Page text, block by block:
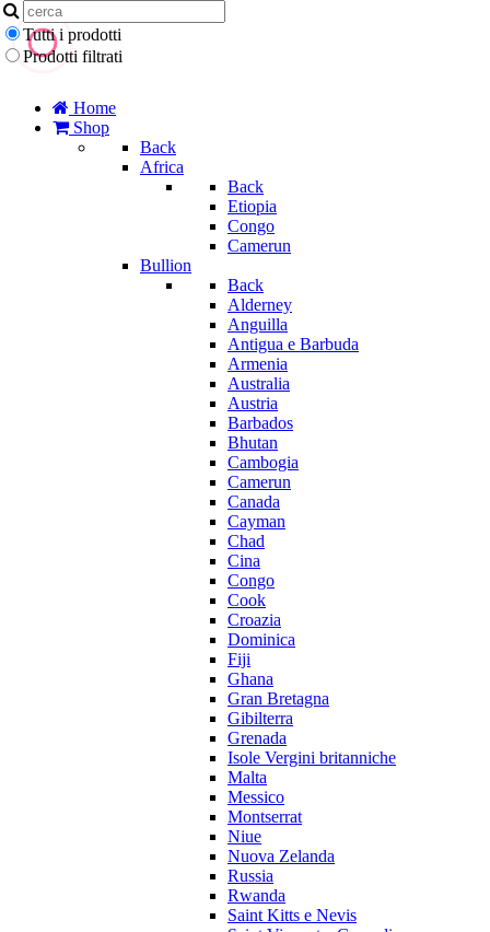
Tutti i prodotti
Prodotti filtrati
Home
Shop
Back
Africa
Back
Etiopia
Congo
Camerun
Bullion
Back
Alderney
Anguilla
Antigua e Barbuda
Armenia
Australia
Austria
Barbados
Bhutan
Cambogia
Camerun
Canada
Cayman
Chad
Cina
Congo
Cook
Croazia
Dominica
Fiji
Ghana
Gran Bretagna
Gibilterra
Grenada
Isole Vergini britanniche
Malta
Messico
Montserrat
Niue
Nuova Zelanda
Russia
Rwanda
Saint Kitts e Nevis